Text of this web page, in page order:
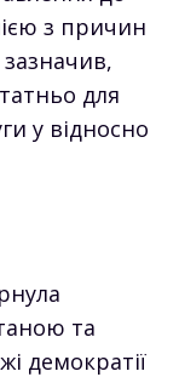
з причин
для
у відносно
та
демократії